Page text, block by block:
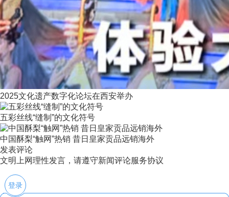
2025文化遗产数字化论坛在西安举办
五彩丝线“缝制”的文化符号
中国酥梨“触网”热销 昔日皇家贡品远销海外
发表评论
文明上网理性发言，请遵守新闻评论服务协议
登录